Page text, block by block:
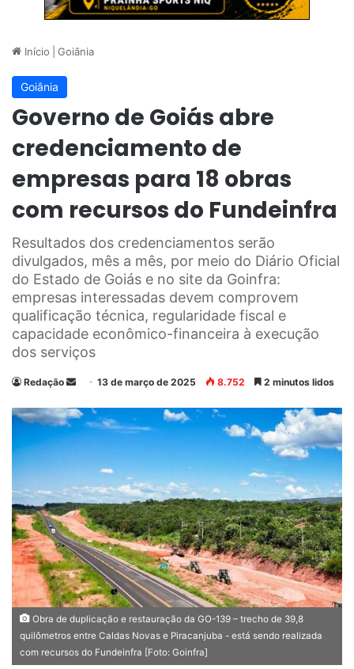
Início Goiânia
Goiânia
Governo de Goiás abre
credenciamento de
empresas para 18 obras
com recursos do Fundeinfra
Resultados dos credenciamentos serão
divulgados, mês a mês, por meio do Diário Oficial
do Estado de Goiás e no site da Goinfra:
empresas interessadas devem comprovem
qualificação técnica, regularidade fiscal e
capacidade econômico-financeira à execução
dos serviços
Redação
n
d
m
e
-
m
a
i
l
13 de março de 2025 8.752 2 minutos lidos
Obra de duplicação e restauração da GO-139 – trecho de 39,8
quilômetros entre Caldas Novas e Piracanjuba - está sendo realizada
com recursos do Fundeinfra [Foto: Goinfra]